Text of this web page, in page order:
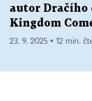
autor Dračího
Kingdom
23. 9. 2025 ▪ 12 min.